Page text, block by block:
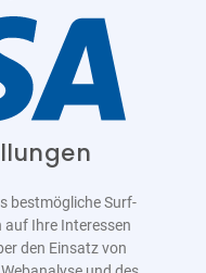
bestmögliche Surf-
auf Ihre Interessen
den Einsatz von